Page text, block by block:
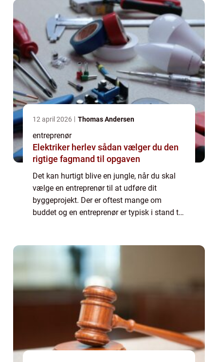
12 april 2026 Thomas Andersen
entreprenør
Elektriker herlev sådan vælger du den
rigtige fagmand til opgaven
Det kan hurtigt blive en jungle, når du skal
vælge en entreprenør til at udføre dit
byggeprojekt. Der er oftest mange om
buddet og en entreprenør er typisk i stand til